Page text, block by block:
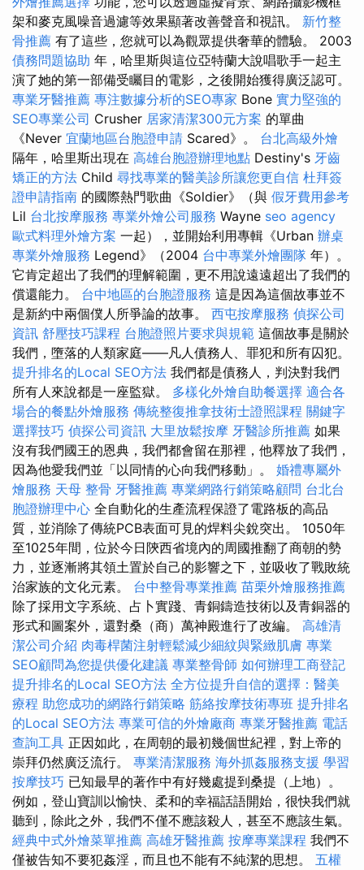
架和麥克風噪音過濾等效果顯著改善聲音和視訊。 新竹整
骨推薦 有了這些，您就可以為觀眾提供奢華的體驗。 2003
債務問題協助 年，哈里斯與這位亞特蘭大說唱歌手一起主
演了她的第一部備受矚目的電影，之後開始獲得廣泛認可。
專業牙醫推薦 專注數據分析的SEO專家 Bone 實力堅強的
SEO專業公司 Crusher 居家清潔300元方案 的單曲
《Never 宜蘭地區台胞證申請 Scared》。 台北高級外燴
隔年，哈里斯出現在 高雄台胞證辦理地點 Destiny's 牙齒
矯正的方法 Child 尋找專業的醫美診所讓您更自信 杜拜簽
證申請指南 的國際熱門歌曲《Soldier》（與 假牙費用參考
Lil 台北按摩服務 專業外燴公司服務 Wayne seo agency
歐式料理外燴方案 一起），並開始利用專輯《Urban 辦桌
專業外燴服務 Legend》（2004 台中專業外燴團隊 年）。
它肯定超出了我們的理解範圍，更不用說遠遠超出了我們的
償還能力。 台中地區的台胞證服務 這是因為這個故事並不
是新約中兩個僕人所爭論的故事。 西屯按摩服務 偵探公司
資訊 舒壓技巧課程 台胞證照片要求與規範 這個故事是關於
我們，墮落的人類家庭——凡人債務人、罪犯和所有囚犯。
提升排名的Local SEO方法 我們都是債務人，判決對我們
所有人來說都是一座監獄。 多樣化外燴自助餐選擇 適合各
場合的餐點外燴服務 傳統整復推拿技術士證照課程 關鍵字
選擇技巧 偵探公司資訊 大里放鬆按摩 牙醫診所推薦 如果
沒有我們國王的恩典，我們都會留在那裡，他釋放了我們，
因為他愛我們並「以同情的心向我們移動」。 婚禮專屬外
燴服務 天母 整骨 牙醫推薦 專業網路行銷策略顧問 台北台
胞證辦理中心 全自動化的生產流程保證了電路板的高品
質，並消除了傳統PCB表面可見的焊料尖銳突出。 1050年
至1025年間，位於今日陝西省境內的周國推翻了商朝的勢
力，並逐漸將其領土置於自己的影響之下，並吸收了戰敗統
治家族的文化元素。 台中整骨專業推薦 苗栗外燴服務推薦
除了採用文字系統、占卜實踐、青銅鑄造技術以及青銅器的
形式和圖案外，還對桑（商）萬神殿進行了改編。 高雄清
潔公司介紹 肉毒桿菌注射輕鬆減少細紋與緊緻肌膚 專業
SEO顧問為您提供優化建議 專業整骨師 如何辦理工商登記
提升排名的Local SEO方法 全方位提升自信的選擇：醫美
療程 助您成功的網路行銷策略 筋絡按摩技術專班 提升排名
的Local SEO方法 專業可信的外燴廠商 專業牙醫推薦 電話
查詢工具 正因如此，在周朝的最初幾個世紀裡，對上帝的
崇拜仍然廣泛流行。 專業清潔服務 海外抓姦服務支援 學習
按摩技巧 已知最早的著作中有好幾處提到桑提（上地）。
例如，登山寶訓以愉快、柔和的幸福話語開始，很快我們就
聽到，除此之外，我們不僅不應該殺人，甚至不應該生氣。
經典中式外燴菜單推薦 高雄牙醫推薦 按摩專業課程 我們不
僅被告知不要犯姦淫，而且也不能有不純潔的思想。 五權